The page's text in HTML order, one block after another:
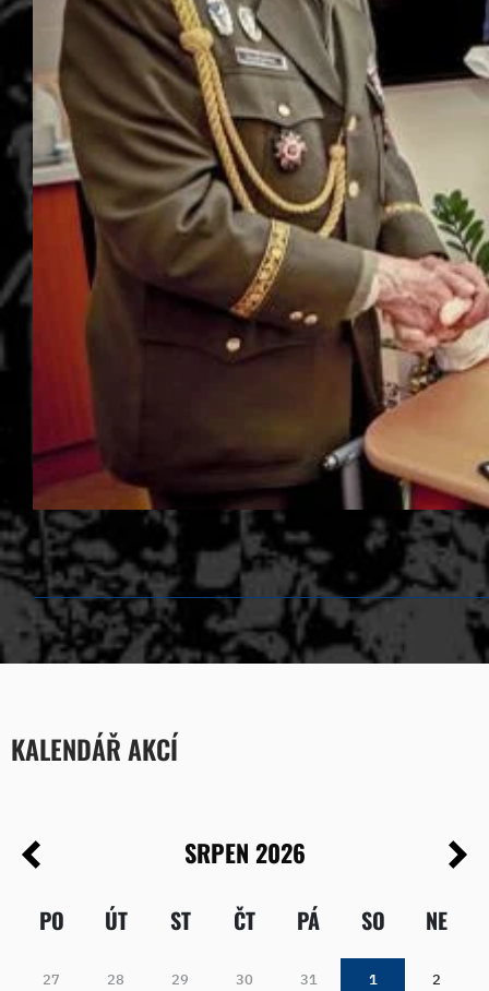
KALENDÁŘ AKCÍ
SRPEN 2026
PO ÚT ST ČT PÁ SO NE
27 28 29 30 31 1 2